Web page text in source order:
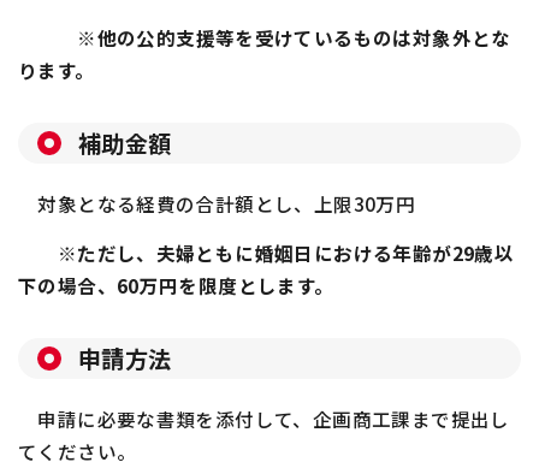
※他の公的支援等を受けているものは対象外とな
ります。
補助金額
対象となる経費の合計額とし、上限30万円
※ただし、夫婦ともに婚姻日における年齢が29歳以
下の場合、60万円を限度とします。
申請方法
申請に必要な書類を添付して、企画商工課まで提出し
てください。